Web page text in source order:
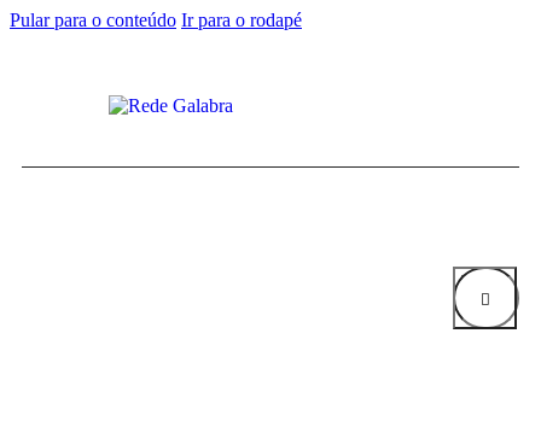
Pular para o conteúdo Ir para o rodapé